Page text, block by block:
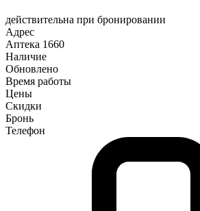
действительна при бронировании
Адрес
Аптека 1660
Наличие
Обновлено
Время работы
Цены
Скидки
Бронь
Телефон